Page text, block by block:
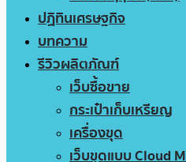
ปฏิทินเศรษฐกิจ
บทความ
รีวิวผลิตภัณฑ์
เว็บซื้อขาย
กระเป๋าเก็บเหรียญ
เครื่องขุด
เว็บขุดแบบ Cloud